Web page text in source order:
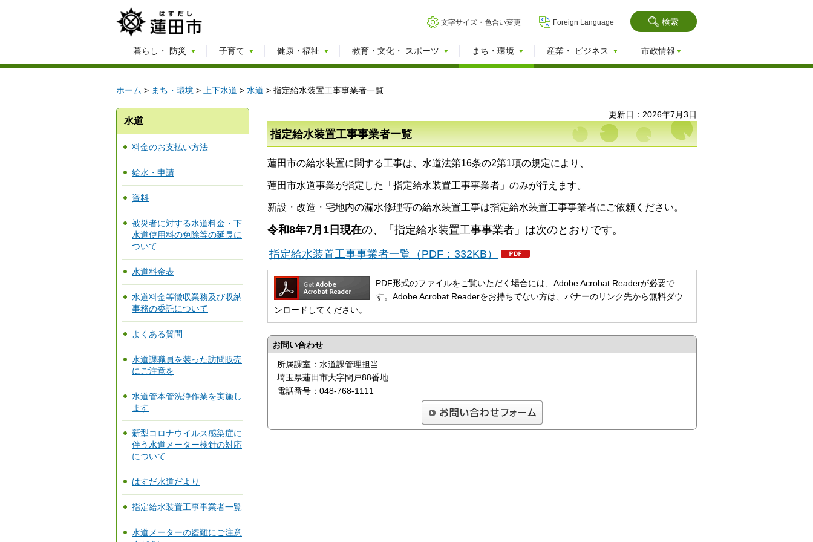
文字サイズ・色合い変更 Foreign Language 検索
暮らし・ 防災 子育て 健康・福祉 教育・文化・ スポーツ まち・環境 産業・ ビジネス 市政情報
ホーム > まち・環境 > 上下水道 > 水道 > 指定給水装置工事事業者一覧
水道
料金のお支払い方法
給水・申請
資料
被災者に対する水道料金・下
水道使用料の免除等の延長に
ついて
水道料金表
水道料金等徴収業務及び収納
事務の委託について
よくある質問
水道課職員を装った訪問販売
にご注意を
水道管本管洗浄作業を実施し
ます
新型コロナウイルス感染症に
伴う水道メーター検針の対応
について
はすだ水道だより
指定給水装置工事事業者一覧
水道メーターの盗難にご注意
更新日：2026年7月3日
指定給水装置工事事業者一覧
蓮田市の給水装置に関する工事は、水道法第16条の2第1項の規定により、
蓮田市水道事業が指定した「指定給水装置工事事業者」のみが行えます。
新設・改造・宅地内の漏水修理等の給水装置工事は指定給水装置工事事業者にご依頼ください。
令和8年7月1 日現在の、「指定給水装置工事事業者」は次のとおりです。
指定給水装置工事事業者一覧（PDF：332KB）
PDF形式のファイルをご覧いただく場合には、Adobe Acrobat Readerが必要で
す。Adobe Acrobat Readerをお持ちでない方は、バナーのリンク先から無料ダウ
ンロードしてください。
お問い合わせ
所属課室：水道課管理担当
埼玉県蓮田市大字閏戸88番地
電話番号：048-768-1111